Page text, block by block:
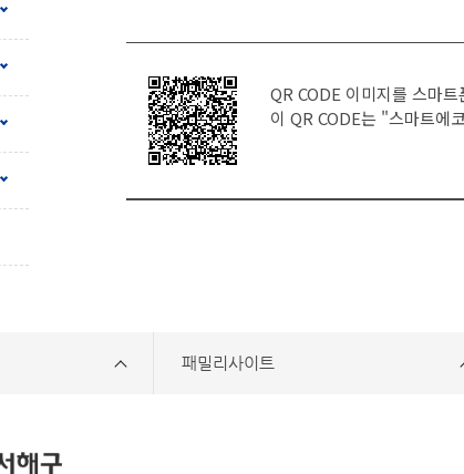
QR CODE 이미지를 스마
이 QR CODE는 "스마트에
패밀리사이트